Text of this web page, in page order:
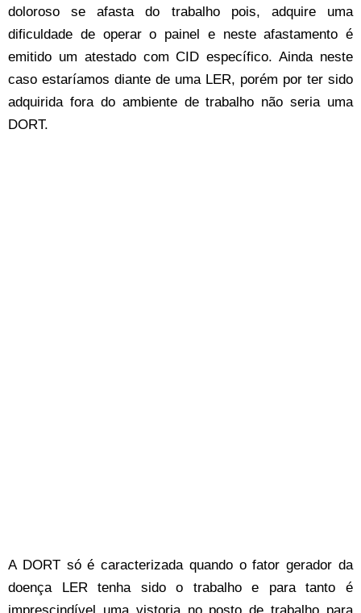
doloroso se afasta do trabalho pois, adquire uma
dificuldade de operar o painel e neste afastamento é
emitido um atestado com CID específico. Ainda neste
caso estaríamos diante de uma LER, porém por ter sido
adquirida fora do ambiente de trabalho não seria uma
DORT.
A DORT só é caracterizada quando o fator gerador da
doença LER tenha sido o trabalho e para tanto é